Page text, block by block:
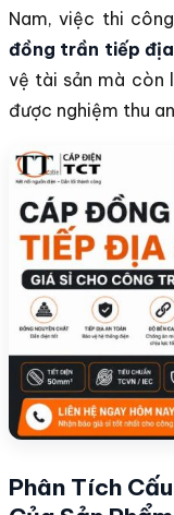
Nam, việc thi
đồng trần tiếp
vệ tài sản mà còn
được nghiệm thu
Phân Tích